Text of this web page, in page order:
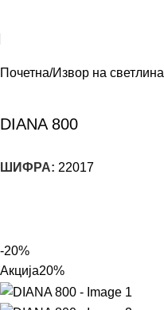
Почетна Извор на светлина
DIANA 800
ШИФРА: 22017
-20%
Акција20%